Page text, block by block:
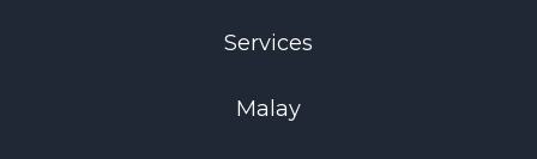
Services
Malay